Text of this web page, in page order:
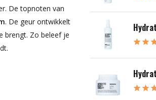
De topnoten van
. De geur ontwikkelt
brengt. Zo beleef je